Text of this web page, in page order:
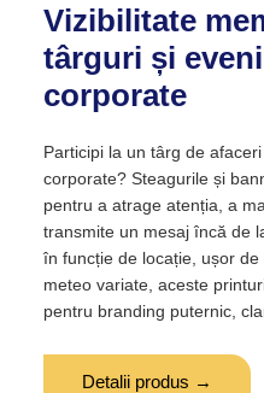
Vizibilitate
târguri și
corporate
Participi la un târg de
corporate? Steagurile și
pentru a atrage atenția, a
transmite un mesaj încă de
în funcție de locație, ușor
meteo variate, aceste
pentru branding puternic,
Detalii produs →